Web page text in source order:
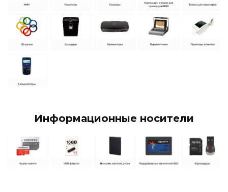
Информационные носители